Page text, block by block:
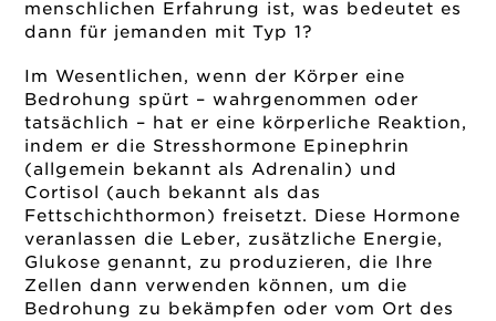
menschlichen Erfahrung ist, was bedeutet es
dann für jemanden mit Typ 1?
Im Wesentlichen, wenn der Körper eine
Bedrohung spürt – wahrgenommen oder
tatsächlich – hat er eine körperliche Reaktion,
indem er die Stresshormone Epinephrin
(allgemein bekannt als Adrenalin) und
Cortisol (auch bekannt als das
Fettschichthormon) freisetzt. Diese Hormone
veranlassen die Leber, zusätzliche Energie,
Glukose genannt, zu produzieren, die Ihre
Zellen dann verwenden können, um die
Bedrohung zu bekämpfen oder vom Ort des